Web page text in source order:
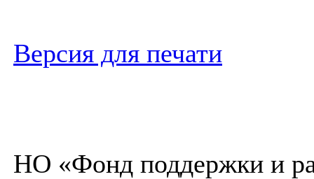
Версия для печати
НО «Фонд поддержки и